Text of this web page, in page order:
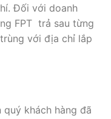
Đối với doanh
FPT trả sau từng
với địa chỉ lắp
quý khách hàng đã